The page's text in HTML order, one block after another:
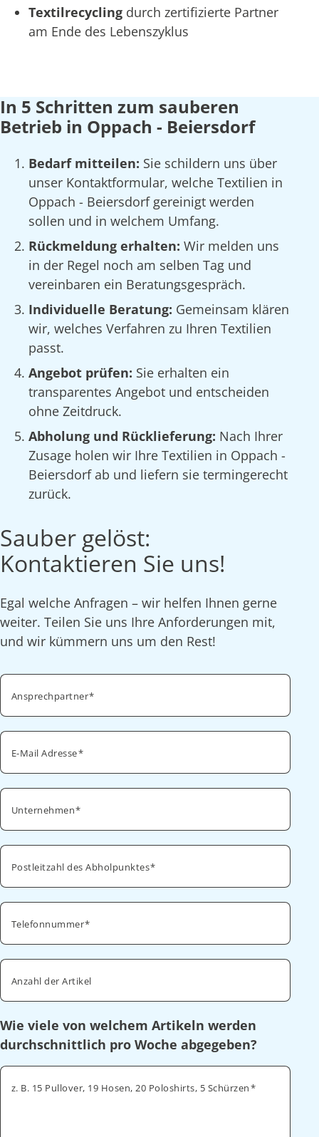
Textilrecycling durch zertifizierte Partner
am Ende des Lebenszyklus
In 5 Schritten zum sauberen
Betrieb in Oppach - Beiersdorf
Bedarf mitteilen: Sie schildern uns über
unser Kontaktformular, welche Textilien in
Oppach - Beiersdorf gereinigt werden
sollen und in welchem Umfang.
Rückmeldung erhalten: Wir melden uns
in der Regel noch am selben Tag und
vereinbaren ein Beratungsgespräch.
Individuelle Beratung: Gemeinsam klären
wir, welches Verfahren zu Ihren Textilien
passt.
Angebot prüfen: Sie erhalten ein
transparentes Angebot und entscheiden
ohne Zeitdruck.
Abholung und Rücklieferung: Nach Ihrer
Zusage holen wir Ihre Textilien in Oppach -
Beiersdorf ab und liefern sie termingerecht
zurück.
Sauber gelöst:
Kontaktieren Sie uns!
Egal welche Anfragen – wir helfen Ihnen gerne
weiter. Teilen Sie uns Ihre Anforderungen mit,
und wir kümmern uns um den Rest!
Ansprechpartner
E-Mail Adresse
Unternehmen
Postleitzahl des Abholpunktes
Telefonnummer
Anzahl der Artikel
Wie viele von welchem Artikeln werden
durchschnittlich pro Woche abgegeben?
z. B. 15 Pullover, 19 Hosen, 20 Poloshirts, 5 Schürzen